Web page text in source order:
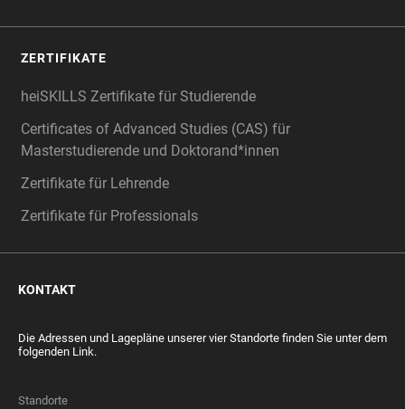
ZERTIFIKATE
heiSKILLS Zertifikate für Studierende
Certificates of Advanced Studies (CAS) für
Masterstudierende und Doktorand*innen
Zertifikate für Lehrende
Zertifikate für Professionals
KONTAKT
Die Adressen und Lagepläne unserer vier Standorte finden Sie unter dem
folgenden Link.
Standorte